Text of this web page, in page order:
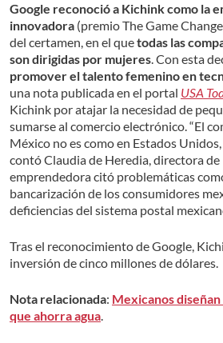
Google reconoció a Kichink como la
innovadora (premio The Game
del certamen, en el quetodas las
son dirigidas por mujeres. Con esta
promover el talento femenino en
una nota publicada en el portal USA
Kichink por atajar la necesidad de
sumarse al comercio electrónico. “El
México no es como en Estados Unidos,
contó Claudia de Heredia, directora de
emprendedora citó problemáticas
bancarización de los consumidores
deficiencias del sistema postal
Tras el reconocimiento de Google,
inversión de cinco millones de dólares.
Nota relacionada: Mexicanos
que ahorra agua.